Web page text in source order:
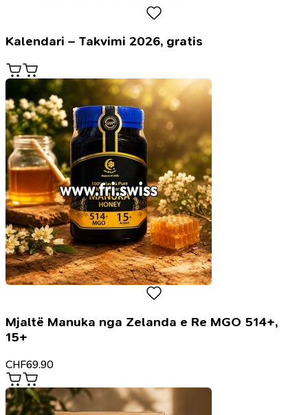
Kalendari – Takvimi 2026, gratis
Mjaltë Manuka nga Zelanda e Re MGO 514+,
15+
CHF69.90